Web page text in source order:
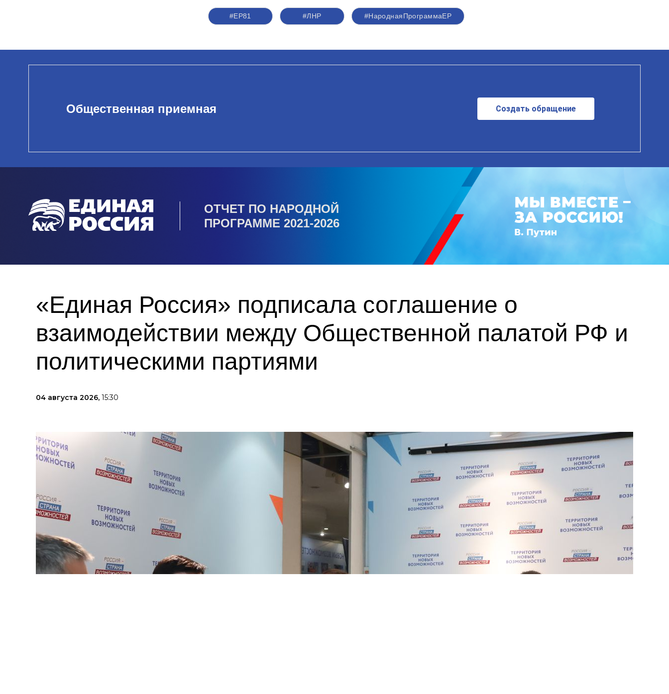
#ЕР81 #ЛНР #НароднаяПрограммаЕР
Общественная приемная Создать обращение
ОТЧЕТ ПО НАРОДНОЙ
ПРОГРАММЕ 2021-2026
«Единая Россия» подписала соглашение о
взаимодействии между Общественной палатой РФ и
политическими партиями
04 августа 2026, 15:30